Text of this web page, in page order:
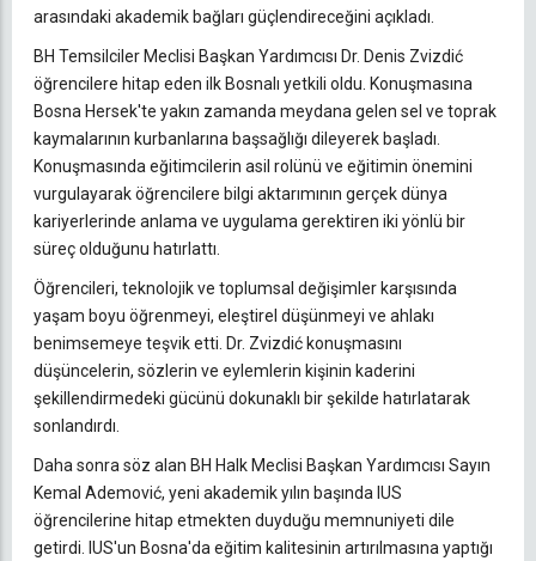
arasındaki akademik bağları güçlendireceğini açıkladı.
BH Temsilciler Meclisi Başkan Yardımcısı Dr. Denis Zvizdić
öğrencilere hitap eden ilk Bosnalı yetkili oldu. Konuşmasına
Bosna Hersek'te yakın zamanda meydana gelen sel ve toprak
kaymalarının kurbanlarına başsağlığı dileyerek başladı.
Konuşmasında eğitimcilerin asil rolünü ve eğitimin önemini
vurgulayarak öğrencilere bilgi aktarımının gerçek dünya
kariyerlerinde anlama ve uygulama gerektiren iki yönlü bir
süreç olduğunu hatırlattı.
Öğrencileri, teknolojik ve toplumsal değişimler karşısında
yaşam boyu öğrenmeyi, eleştirel düşünmeyi ve ahlakı
benimsemeye teşvik etti. Dr. Zvizdić konuşmasını
düşüncelerin, sözlerin ve eylemlerin kişinin kaderini
şekillendirmedeki gücünü dokunaklı bir şekilde hatırlatarak
sonlandırdı.
Daha sonra söz alan BH Halk Meclisi Başkan Yardımcısı Sayın
Kemal Ademović, yeni akademik yılın başında IUS
öğrencilerine hitap etmekten duyduğu memnuniyeti dile
getirdi. IUS'un Bosna'da eğitim kalitesinin artırılmasına yaptığı